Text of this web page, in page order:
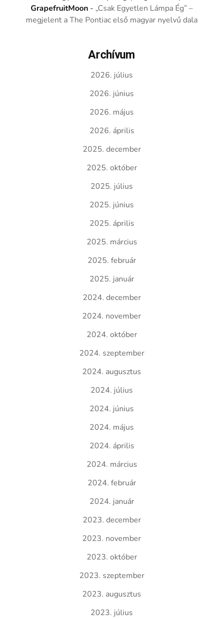
GrapefruitMoon - „Csak Egyetlen Lámpa Ég” –
megjelent a The Pontiac első magyar nyelvű dala
Archívum
2026. július
2026. június
2026. május
2026. április
2025. december
2025. október
2025. július
2025. június
2025. április
2025. március
2025. február
2025. január
2024. december
2024. november
2024. október
2024. szeptember
2024. augusztus
2024. július
2024. június
2024. május
2024. április
2024. március
2024. február
2024. január
2023. december
2023. november
2023. október
2023. szeptember
2023. augusztus
2023. július